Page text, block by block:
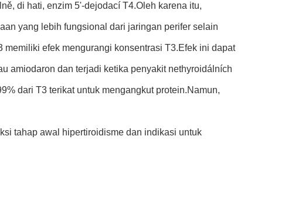
di hati, enzim 5'-dejodací T4.Oleh karena itu,
yang lebih fungsional dari jaringan perifer selain
efek mengurangi konsentrasi T3.Efek ini dapat
amiodaron dan terjadi ketika penyakit nethyroidálních
dari T3 terikat untuk mengangkut protein.Namun,
tahap awal hipertiroidisme dan indikasi untuk